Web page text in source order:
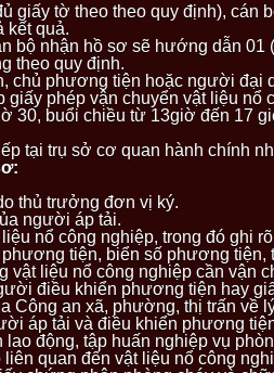
giấy tờ theo theo quy định), cán
kết quả.
bộ nhận hồ sơ sẽ hướng dẫn 01
theo quy định.
chủ phương tiện hoặc người đại
giấy phép vận chuyển vật liệu nổ
30, buổi chiều từ 13giờ đến 17
tại trụ sở cơ quan hành chính
thủ trưởng đơn vị ký.
người áp tải.
nổ công nghiệp, trong đó ghi
tiện, biển số phương tiện,
liệu nổ công nghiệp cần vận
điều khiển phương tiện hay
Công an xã, phường, thị trấn về
áp tải và điều khiển phương
động, tập huấn nghiệp vụ
quan đến vật liệu nổ công